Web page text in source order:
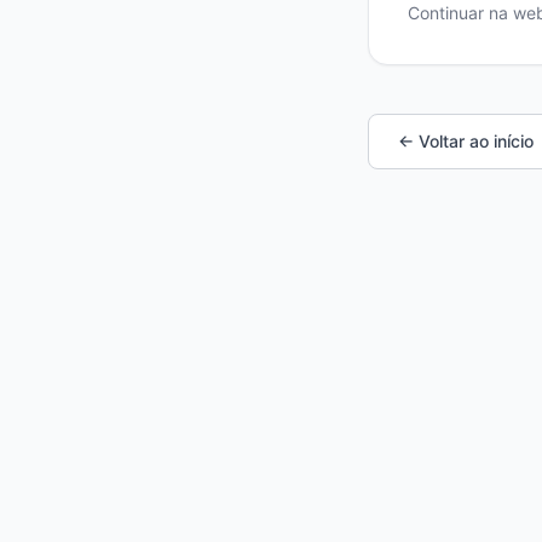
Continuar na
← Voltar ao início